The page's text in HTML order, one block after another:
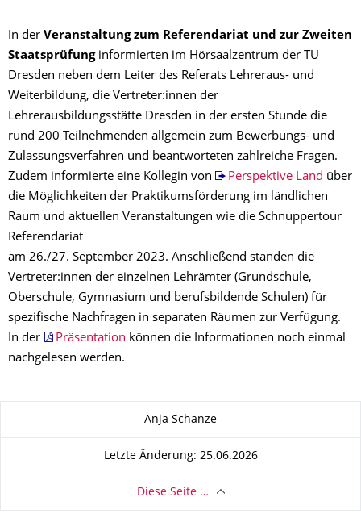
In der Veranstaltung zum Referendariat und zur Zweiten
Staatsprüfunginformierten im Hörsaalzentrum der TU
Dresden neben dem Leiter des Referats Lehreraus- und
Weiterbildung, die Vertreter:innen der
Lehrerausbildungsstätte Dresden in der ersten Stunde die
rund 200 Teilnehmenden allgemein zum Bewerbungs- und
Zulassungsverfahren und beantworteten zahlreiche Fragen.
Zudem informierte eine Kollegin von
Perspektive Land über
die Möglichkeiten der Praktikumsförderung im ländlichen
Raum und aktuellen Veranstaltungen wie die Schnuppertour
Referendariat
am 26./27. September 2023. Anschließend standen die
Vertreter:innen der einzelnen Lehrämter (Grundschule,
Oberschule, Gymnasium und berufsbildende Schulen) für
spezifische Nachfragen in separaten Räumen zur Verfügung.
In der
Präsentation können die Informationen noch einmal
nachgelesen werden.
Anja Schanze
Letzte Änderung: 25.06.2026
Diese Seite …